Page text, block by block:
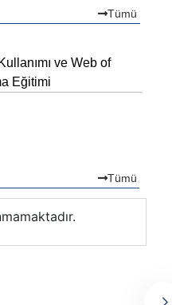
Tümü
ve Web of
Eğitimi
Tümü